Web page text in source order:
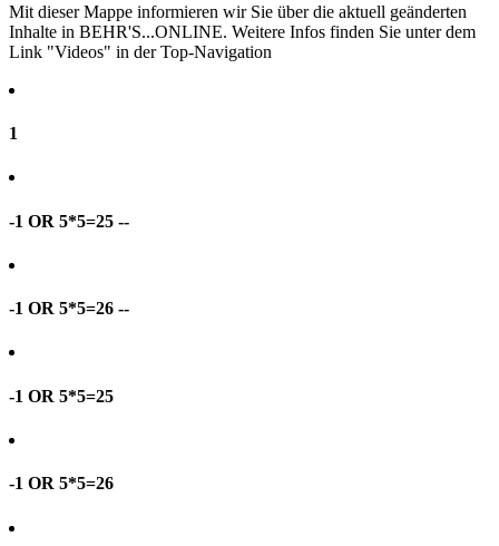
Mit dieser Mappe informieren wir Sie über die aktuell geänderten
Inhalte in BEHR'S...ONLINE. Weitere Infos finden Sie unter dem
Link "Videos" in der Top-Navigation
1
-1 OR 5*5=25 --
-1 OR 5*5=26 --
-1 OR 5*5=25
-1 OR 5*5=26